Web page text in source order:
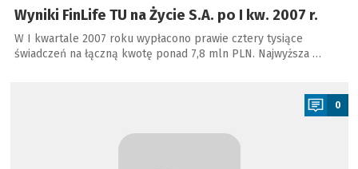
Wyniki FinLife TU na Życie S.A. po I kw. 2007 r.
W I kwartale 2007 roku wypłacono prawie cztery tysiące
świadczeń na łączną kwotę ponad 7,8 mln PLN. Najwyższa …
0